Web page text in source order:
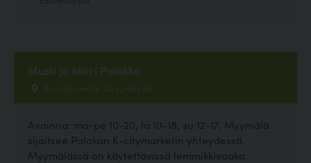
Musti ja Mirri Palokka
Saarijärventie 52, Jyväskylä
Avoinna: ma-pe 10-20, la 10-18, su 12-17. Myymälä
sijaitsee Palokan K-citymarketin yhteydessä.
Myymälässä on käytettävissä lemmikkivaaka.